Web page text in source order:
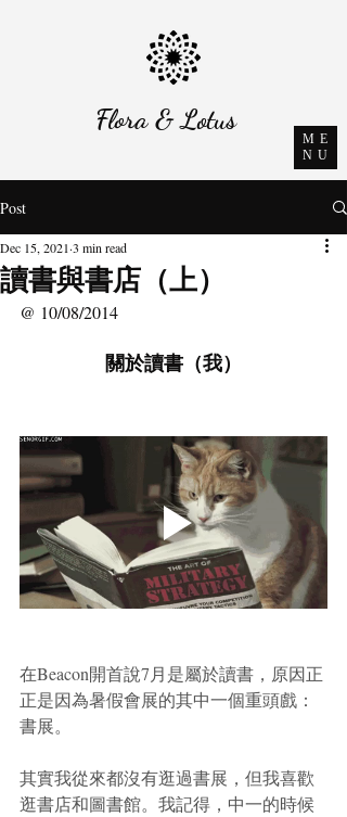
ME
NU
Flora & Lotus
Post
讀書與書店（上）
Dec 15, 2021 3 min read
@ 10/08/2014
關於讀書（我）
在Beacon開首說7月是屬於讀書，原因正
正是因為暑假會展的其中一個重頭戲：
書展。
其實我從來都沒有逛過書展，但我喜歡
逛書店和圖書館。我記得，中一的時候